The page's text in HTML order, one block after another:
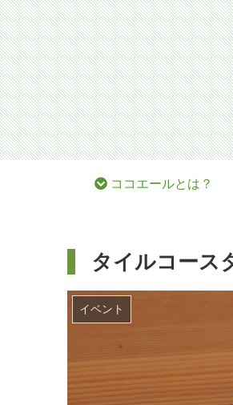
ココエールとは？
タイルコース
イベント